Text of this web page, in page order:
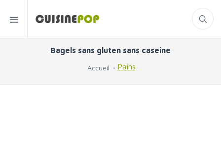
Bagels sans gluten sans caseine
Accueil Pains